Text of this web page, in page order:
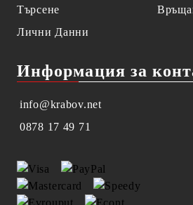
Търсене
Лични Данни
Информация за
info@krabov.net
0878 17 49 71